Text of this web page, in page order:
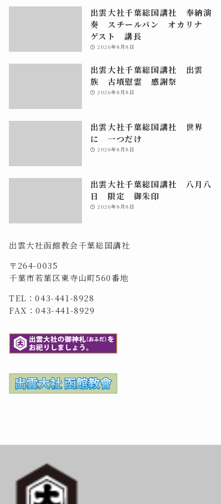
出雲大社千葉総国講社 奉納演
奏 スチールパン オカリナ
ゲスト 講長
2026年8月8日
出雲大社千葉総国講社 出雲
族 古墳慰霊 感謝祭
2026年8月8日
出雲大社千葉総国講社 世界
に 一つだけ
2026年8月8日
出雲大社千葉総国講社 八月八
日 限定 御朱印
2026年8月8日
出雲大社函館教会千葉総国講社
〒264-0035
千葉市若葉区東寺山町560番地
TEL：043-441-8928
FAX：043-441-8929